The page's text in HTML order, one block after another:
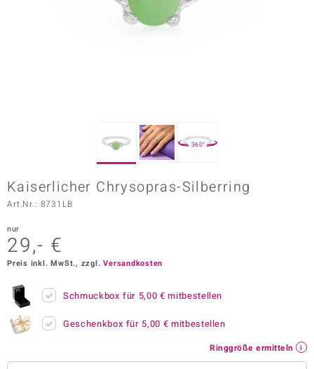
360°
Kaiserlicher Chrysopras-Silberring
Art.Nr.: 8731LB
nur
29,- €
Preis inkl. MwSt., zzgl.Versandkosten
Schmuckbox für 5,00 € mitbestellen
Geschenkbox für 5,00 € mitbestellen
Ringgröße ermitteln